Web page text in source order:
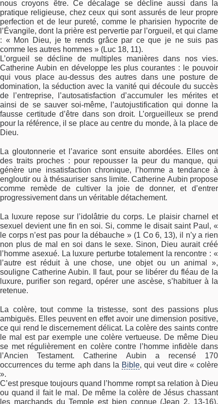
nous croyons être. Ce décalage se décline aussi dans la
pratique religieuse, chez ceux qui sont assurés de leur propre
perfection et de leur pureté, comme le pharisien hypocrite de
l’Évangile, dont la prière est pervertie par l’orgueil, et qui clame
: « Mon Dieu, je te rends grâce par ce que je ne suis pas
comme les autres hommes » (Luc 18, 11).
L’orgueil se décline de multiples manières dans nos vies.
Catherine Aubin en développe les plus courantes : le pouvoir
qui vous place au-dessus des autres dans une posture de
domination, la séduction avec la vanité qui découle du succès
de l’entreprise, l’autosatisfaction d’accumuler les mérites et
ainsi de se sauver soi-même, l’autojustification qui donne la
fausse certitude d’être dans son droit. L’orgueilleux se prend
pour la référence, il se place au centre du monde, à la place de
Dieu.
La gloutonnerie et l’avarice sont ensuite abordées. Elles ont
des traits proches : pour repousser la peur du manque, qui
génère une insatisfaction chronique, l’homme a tendance à
engloutir ou à thésauriser sans limite. Catherine Aubin propose
comme remède de cultiver la joie de donner, et d’entrer
progressivement dans un véritable détachement.
La luxure repose sur l’idolâtrie du corps. Le plaisir charnel et
sexuel devient une fin en soi. Si, comme le disait saint Paul, «
le corps n’est pas pour la débauche » (1 Co 6, 13), il n’y a rien
non plus de mal en soi dans le sexe. Sinon, Dieu aurait créé
l’homme asexué. La luxure perturbe totalement la rencontre : «
l’autre est réduit à une chose, une objet ou un animal »,
souligne Catherine Aubin. Il faut, pour se libérer du fléau de la
luxure, purifier son regard, opérer une ascèse, s’habituer à la
retenue.
La colère, tout comme la tristesse, sont des passions plus
ambiguës. Elles peuvent en effet avoir une dimension positive,
ce qui rend le discernement délicat. La colère des saints contre
le mal est par exemple une colère vertueuse. De même Dieu
se met régulièrement en colère contre l’homme infidèle dans
l’Ancien Testament. Catherine Aubin a recensé 170
occurrences du terme aph dans la Bible, qui veut dire « colère
».
C’est presque toujours quand l’homme rompt sa relation à Dieu
ou quand il fait le mal. De même la colère de Jésus chassant
les marchands du Temple est bien connue (Jean 2, 13-16).